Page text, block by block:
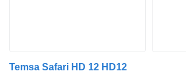
Temsa Safari HD 12 HD12